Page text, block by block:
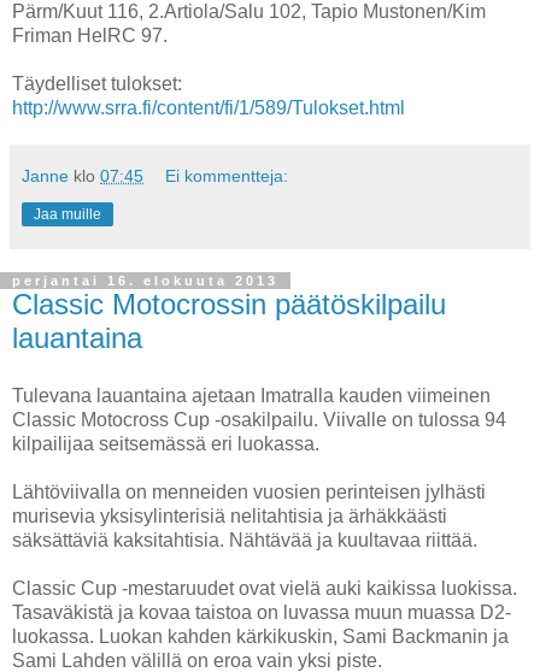
Pärm/Kuut 116, 2.Artiola/Salu 102, Tapio Mustonen/Kim
Friman HelRC 97.
Täydelliset tulokset:
http://www.srra.fi/content/fi/1/589/Tulokset.html
Janne klo 07:45 Ei kommentteja:
Jaa muille
perjantai 16. elokuuta 2013
Classic Motocrossin päätöskilpailu
lauantaina
Tulevana lauantaina ajetaan Imatralla kauden viimeinen
Classic Motocross Cup -osakilpailu. Viivalle on tulossa 94
kilpailijaa seitsemässä eri luokassa.
Lähtöviivalla on menneiden vuosien perinteisen jylhästi
murisevia yksisylinterisiä nelitahtisia ja ärhäkkäästi
säksättäviä kaksitahtisia. Nähtävää ja kuultavaa riittää.
Classic Cup -mestaruudet ovat vielä auki kaikissa luokissa.
Tasaväkistä ja kovaa taistoa on luvassa muun muassa D2-
luokassa. Luokan kahden kärkikuskin, Sami Backmanin ja
Sami Lahden välillä on eroa vain yksi piste.